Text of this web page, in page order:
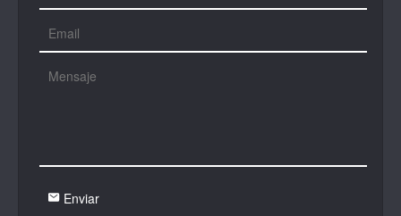
Enviar